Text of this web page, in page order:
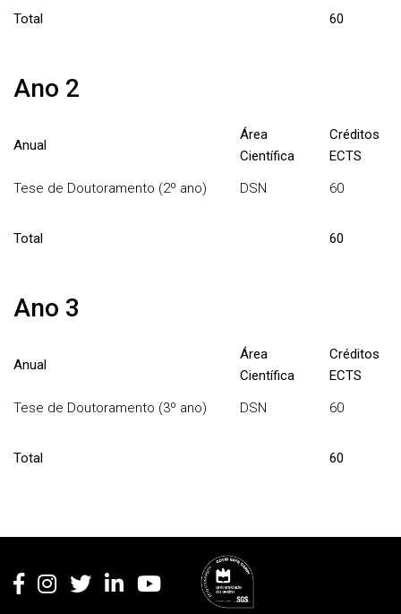
Total 60
Ano 2
Anual
Área
Científica
Créditos
ECTS
Tese de Doutoramento (2º ano)
DSN 60
Total 60
Ano 3
Anual
Área
Científica
Créditos
ECTS
Tese de Doutoramento (3º ano)
DSN 60
Total 60